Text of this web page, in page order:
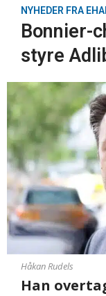
NYHEDER FRA
Bonnier-
styre
Håkan Rudels
Han